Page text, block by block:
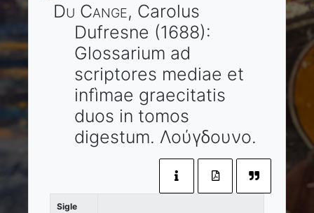
Du Cange, Carolus
Dufresne (1688):
Glossarium ad
scriptores mediae et
infìmae graecitatis
duos in tomos
digestum. Λούγδουνο.
Sigle